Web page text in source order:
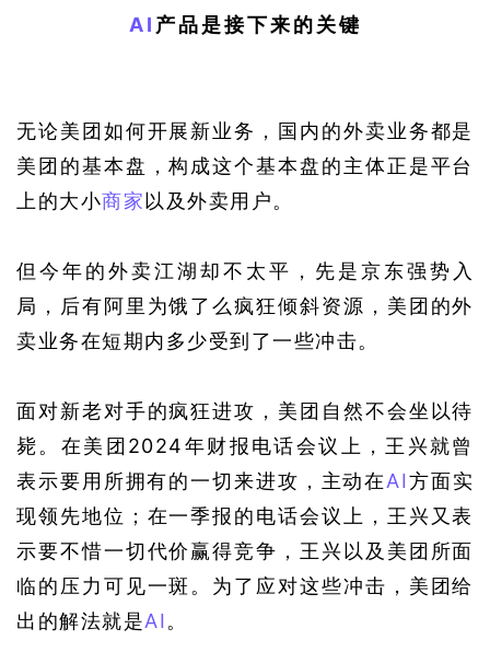
AI 产品是接下来的关键
无论美团如何开展新业务，国内的外卖业务都是
美团的基本盘，构成这个基本盘的主体正是平台
上的大小商家以及外卖用户。
但今年的外卖江湖却不太平，先是京东强势入
局，后有阿里为饿了么疯狂倾斜资源，美团的外
卖业务在短期内多少受到了一些冲击。
面对新老对手的疯狂进攻，美团自然不会坐以待
毙。在美团2024年财报电话会议上，王兴就曾
表示要用所拥有的一切来进攻，主动在AI方面实
现领先地位；在一季报的电话会议上，王兴又表
示要不惜一切代价赢得竞争，王兴以及美团所面
临的压力可见一斑。为了应对这些冲击，美团给
出的解法就是AI。